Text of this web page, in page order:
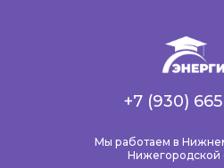
Мы работаем в
Нижегородской
+7 (930)